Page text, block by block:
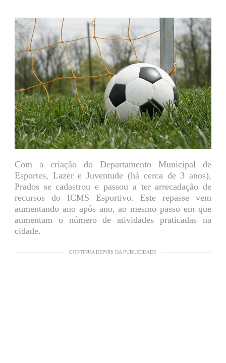
Com a criação do Departamento Municipal de
Esportes, Lazer e Juventude (há cerca de 3 anos),
Prados se cadastrou e passou a ter arrecadação de
recursos do ICMS Esportivo. Este repasse vem
aumentando ano após ano, ao mesmo passo em que
aumentam o número de atividades praticadas na
cidade.
CONTINUA DEPOIS DA PUBLICIDADE